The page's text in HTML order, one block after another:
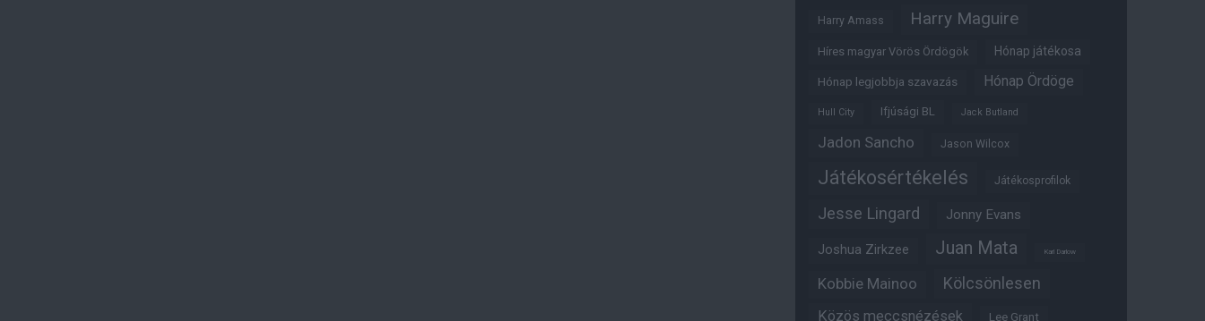
Harry Amass Harry Maguire
Híres magyar Vörös Ördögök Hónap játékosa
Hónap legjobbja szavazás Hónap Ördöge
Hull City Ifjúsági BL Jack Butland
Jadon Sancho Jason Wilcox
Játékosértékelés Játékosprofilok
Jesse Lingard Jonny Evans
Joshua Zirkzee Juan Mata Karl Darlow
Kobbie Mainoo Kölcsönlesen
Közös meccsnézések Lee Grant